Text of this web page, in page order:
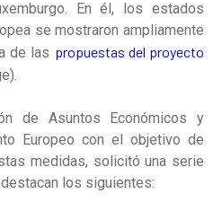
En él, los estados
se mostraron ampliamente
de las propuestas del proyecto
de Asuntos Económicos y
Europeo con el objetivo de
medidas, solicitó una serie
los siguientes: